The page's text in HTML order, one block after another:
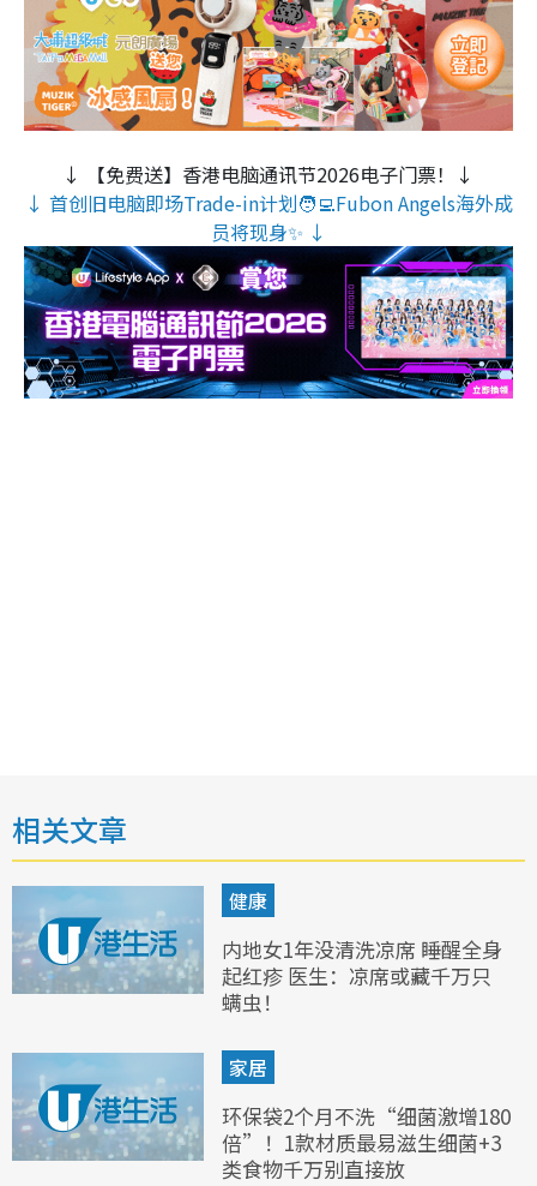
↓ 【免费送】香港电脑通讯节2026电子门票！↓
↓ 首创旧电脑即场Trade-in计划🧑‍💻Fubon Angels海外成
员将现身✨ ↓
相关文章
健康
内地女1年没清洗凉席 睡醒全身
起红疹 医生：凉席或藏千万只
螨虫！
家居
环保袋2个月不洗“细菌激增180
倍”！1款材质最易滋生细菌+3
类食物千万别直接放